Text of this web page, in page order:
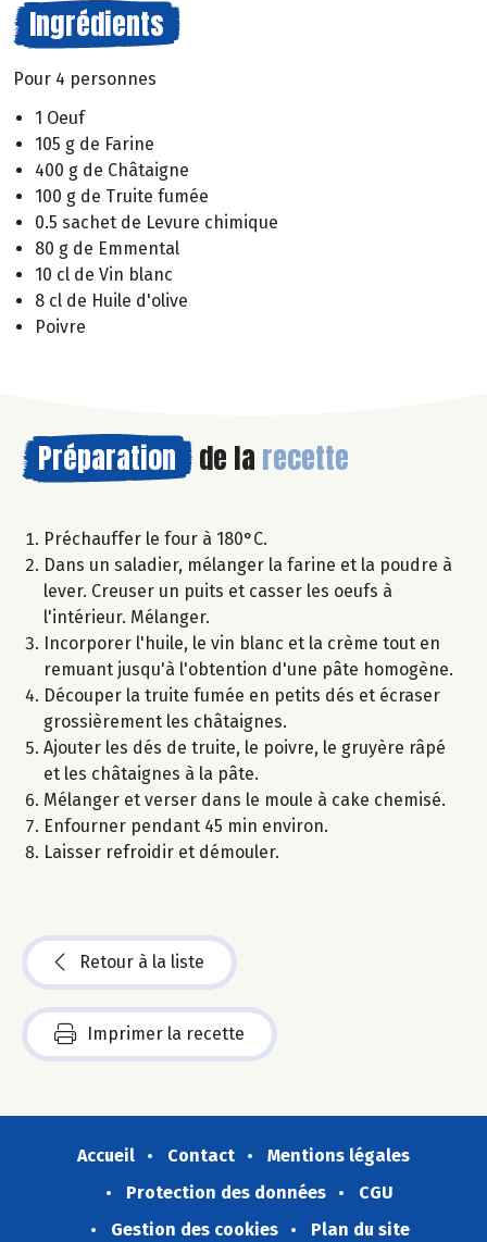
Ingrédients
Pour 4 personnes
1 Oeuf
105 g de Farine
400 g de Châtaigne
100 g de Truite fumée
0.5 sachet de Levure chimique
80 g de Emmental
10 cl de Vin blanc
8 cl de Huile d'olive
Poivre
Préparation de la recette
Préchauffer le four à 180°C.
Dans un saladier, mélanger la farine et la poudre à
lever. Creuser un puits et casser les oeufs à
l'intérieur. Mélanger.
Incorporer l'huile, le vin blanc et la crème tout en
remuant jusqu'à l'obtention d'une pâte homogène.
Découper la truite fumée en petits dés et écraser
grossièrement les châtaignes.
Ajouter les dés de truite, le poivre, le gruyère râpé
et les châtaignes à la pâte.
Mélanger et verser dans le moule à cake chemisé.
Enfourner pendant 45 min environ.
Laisser refroidir et démouler.
Retour à la liste
Imprimer la recette
Accueil Contact
Mentions légales
Protection des données
CGU
Gestion des cookies
Plan du site